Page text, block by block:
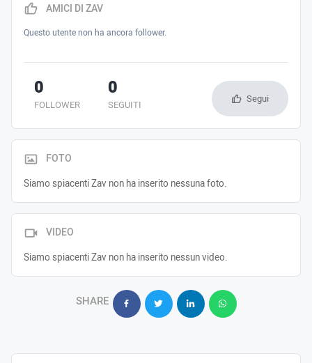
AMICI DI ZAV
Questo utente non ha ancora follower.
FOLLOWER
0
SEGUITI
0 Segui
FOTO
Siamo spiacenti Zav non ha inserito nessuna foto.
VIDEO
Siamo spiacenti Zav non ha inserito nessun video.
SHARE